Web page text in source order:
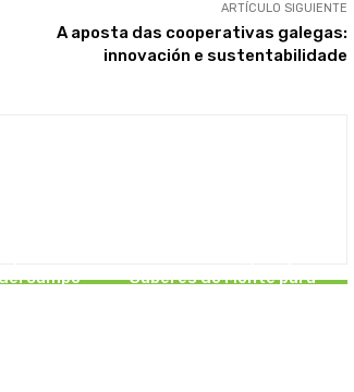
ARTÍCULO SIGUIENTE
A aposta das cooperativas galegas:
innovación e sustentabilidade
campo
Saberes do Monte para